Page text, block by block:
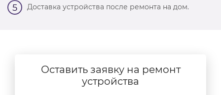
5 Доставка устройства после ремонта на дом.
Оставить заявку на ремонт
устройства